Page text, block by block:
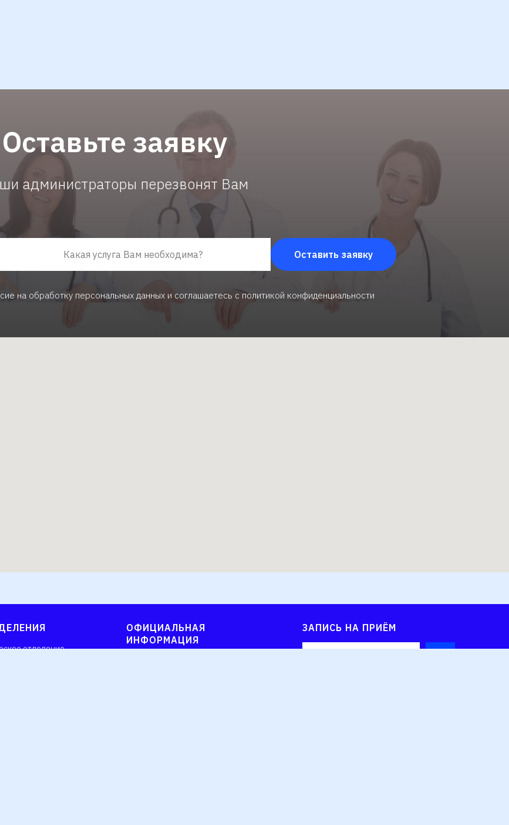
Оставьте заявку
администраторы перезвонят Вам
Оставить заявку
на обработку персональных данных и соглашаетесь c политикой конфиденциальности
отделение
ОФИЦИАЛЬНАЯ
ИНФОРМАЦИЯ
ЗАПИСЬ НА ПРИЁМ